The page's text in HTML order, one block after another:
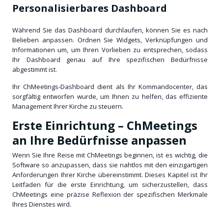
Personalisierbares Dashboard
Während Sie das Dashboard durchlaufen, können Sie es nach
Belieben anpassen. Ordnen Sie Widgets, Verknüpfungen und
Informationen um, um Ihren Vorlieben zu entsprechen, sodass
Ihr Dashboard genau auf Ihre spezifischen Bedürfnisse
abgestimmt ist.
Ihr ChMeetings-Dashboard dient als Ihr Kommandocenter, das
sorgfältig entworfen wurde, um Ihnen zu helfen, das effiziente
Management Ihrer Kirche zu steuern.
Erste Einrichtung – ChMeetings
an Ihre Bedürfnisse anpassen
Wenn Sie Ihre Reise mit ChMeetings beginnen, ist es wichtig, die
Software so anzupassen, dass sie nahtlos mit den einzigartigen
Anforderungen Ihrer Kirche übereinstimmt. Dieses Kapitel ist Ihr
Leitfaden für die erste Einrichtung, um sicherzustellen, dass
ChMeetings eine präzise Reflexion der spezifischen Merkmale
Ihres Dienstes wird.